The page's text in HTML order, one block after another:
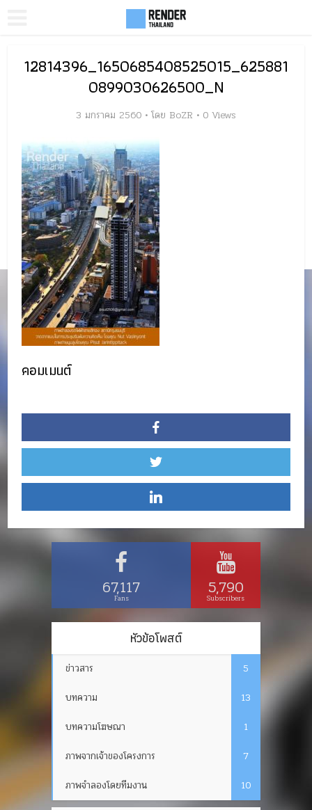
12814396_1650685408525015_625881
0899030626500_N
3 มกราคม 2560 โดย BoZR 0 Views
คอมเมนต์
67,117
Fans 5,790
Subscribers
หัวข้อโพสต์
ข่าวสาร
5
บทความ
13
บทความโฆษณา
1
ภาพจากเจ้าของโครงการ
7
ภาพจำลองโดยทีมงาน
10